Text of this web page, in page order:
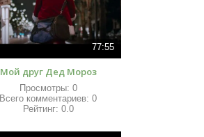
77:55
Мой друг Дед Мороз
Просмотры: 0
Всего комментариев: 0
Рейтинг: 0.0